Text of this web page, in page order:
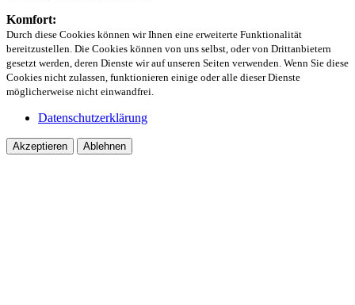
Komfort:
Durch diese Cookies können wir Ihnen eine erweiterte Funktionalität
bereitzustellen. Die Cookies können von uns selbst, oder von Drittanbietern
gesetzt werden, deren Dienste wir auf unseren Seiten verwenden. Wenn Sie diese
Cookies nicht zulassen, funktionieren einige oder alle dieser Dienste
möglicherweise nicht einwandfrei.
Datenschutzerklärung
Akzeptieren Ablehnen